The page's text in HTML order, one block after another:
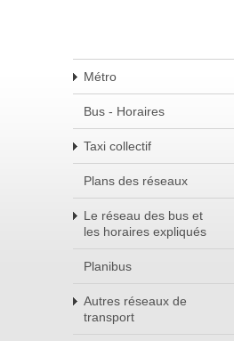
Métro
Bus - Horaires
Taxi collectif
Plans des réseaux
Le réseau des bus et
les horaires expliqués
Planibus
Autres réseaux de
transport